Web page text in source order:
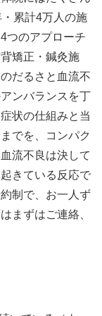
累計4万人の施
つのアプローチ
矯正・鍼灸施
だるさと血流不
ンバランスを丁
状の仕組みと当
でを、コンパク
流不良は決して
きている反応で
制で、お一人ず
まずはご連絡、